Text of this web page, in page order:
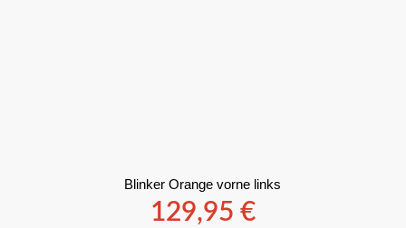
Blinker Orange vorne links
129,95 €